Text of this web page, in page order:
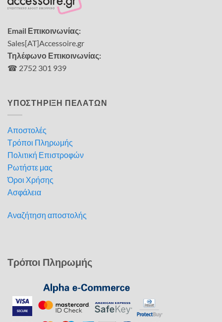
Email Επικοινωνίας:
Sales[AT]Accessoire.gr
Τηλέφωνο Επικοινωνίας:
☎ 2752 301 939
ΥΠΟΣΤΗΡΙΞΗ ΠΕΛΑΤΩΝ
Αποστολές
Τρόποι Πληρωμής
Πολιτική Επιστροφών
Ρωτήστε μας
Όροι Χρήσης
Ασφάλεια
Αναζήτηση αποστολής
Τρόποι Πληρωμής